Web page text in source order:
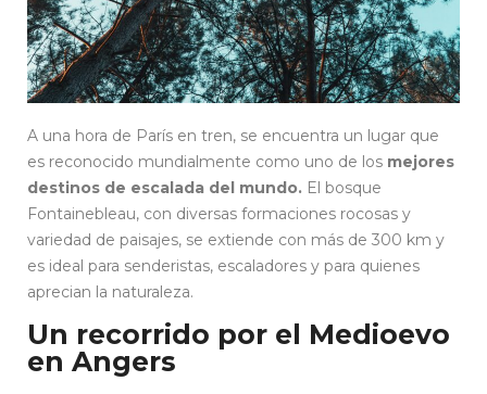
A una hora de París en tren, se encuentra un lugar que
es reconocido mundialmente como uno de los mejores
destinos de escalada del mundo. El bosque
Fontainebleau, con diversas formaciones rocosas y
variedad de paisajes, se extiende con más de 300 km y
es ideal para senderistas, escaladores y para quienes
aprecian la naturaleza.
Un recorrido por el Medioevo
en Angers